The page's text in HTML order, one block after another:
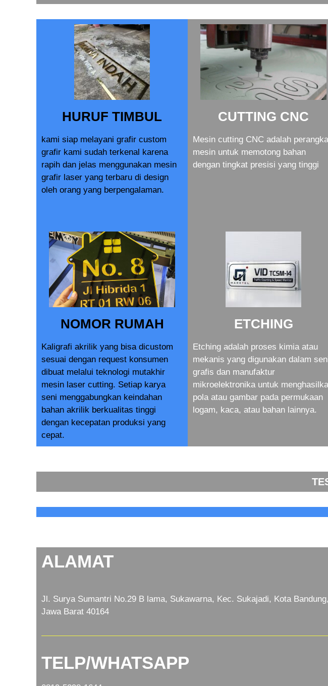
HURUF TIMBUL
kami siap melayani grafir custom
grafir kami sudah terkenal karena
rapih dan jelas menggunakan mesin
grafir laser yang terbaru di design
oleh orang yang berpengalaman.
CUTTING CNC
Mesin cutting CNC adalah
mesin untuk memotong bahan
dengan tingkat presisi yang tinggi
NOMOR RUMAH
Kaligrafi akrilik yang bisa dicustom
sesuai dengan request konsumen
dibuat melalui teknologi mutakhir
mesin laser cutting. Setiap karya
seni menggabungkan keindahan
bahan akrilik berkualitas tinggi
dengan kecepatan produksi yang
cepat.
ETCHING
Etching adalah proses kimia atau
mekanis yang digunakan dalam
grafis dan manufaktur
mikroelektronika untuk
pola atau gambar pada permukaan
logam, kaca, atau bahan lainnya.
ALAMAT
Jl. Surya Sumantri No.29 B lama, Sukawarna, Kec. Sukajadi, Kota Bandung,
Jawa Barat 40164
TELP/WHATSAPP